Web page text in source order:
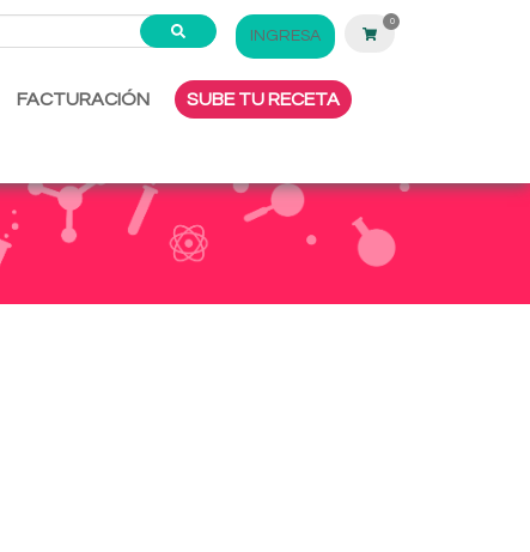
INGRESA
0
FACTURACIÓN SUBE TU RECETA